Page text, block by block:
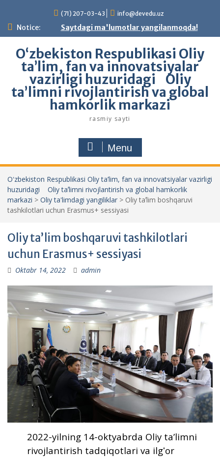
content
(71) 207-03-43 info@devedu.uz
Notice: Saytdagi ma'lumotlar yangilanmoqda!
Oʻzbekiston Respublikasi Oliy
ta’lim, fan va innovatsiyalar
vazirligi huzuridagi Oliy
taʼlimni rivojlantirish va global
hamkorlik markazi
rasmiy sayti
Menu
Oʻzbekiston Respublikasi Oliy ta’lim, fan va innovatsiyalar vazirligi
huzuridagi Oliy taʼlimni rivojlantirish va global hamkorlik
markazi > Oliy ta'limdagi yangiliklar > Oliy taʼlim boshqaruvi
tashkilotlari uchun Erasmus+ sessiyasi
Oliy taʼlim boshqaruvi tashkilotlari
uchun Erasmus+ sessiyasi
Oktabr 14, 2022 admin
2022-yilning 14-oktyabrda Oliy taʼlimni
rivojlantirish tadqiqotlari va ilgʻor